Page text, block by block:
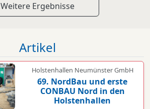
Weitere Ergebnisse
Artikel
Holstenhallen Neumünster GmbH
69. NordBau und erste
CONBAU Nord in den
Holstenhallen